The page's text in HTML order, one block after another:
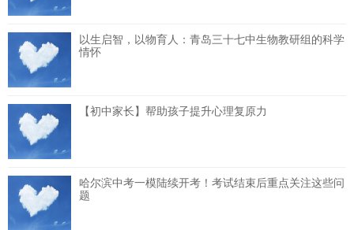
以生启智，以物育人：青岛三十七中生物教研组的科学
情怀
【初中家长】帮助孩子提升心理复原力
哈尔滨中考一模陆续开考！考试结束后重点关注这些问
题